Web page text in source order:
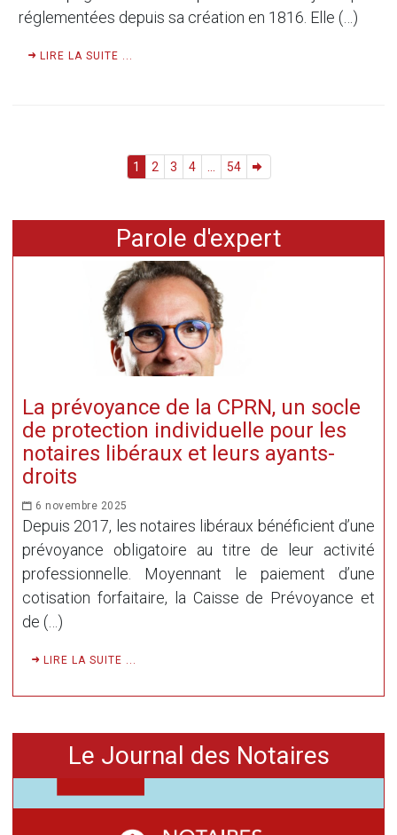
réglementées depuis sa création en 1816. Elle (…)
LIRE LA SUITE ...
1 2 3 4 54
Parole d'expert
La prévoyance de la CPRN, un socle
de protection individuelle pour les
notaires libéraux et leurs ayants-
droits
6 novembre 2025
Depuis 2017, les notaires libéraux bénéficient d’une
prévoyance obligatoire au titre de leur activité
professionnelle. Moyennant le paiement d’une
cotisation forfaitaire, la Caisse de Prévoyance et
de (…)
LIRE LA SUITE ...
Le Journal des Notaires